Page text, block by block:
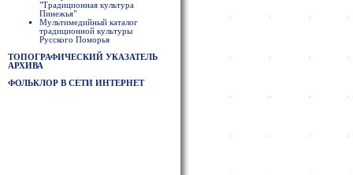
"Традиционная культура
Пинежья"
Мультимедийный каталог
традиционной культуры
Русского Поморья
ТОПОГРАФИЧЕСКИЙ УКАЗАТЕЛЬ
АРХИВА
ФОЛЬКЛОР В СЕТИ ИНТЕРНЕТ